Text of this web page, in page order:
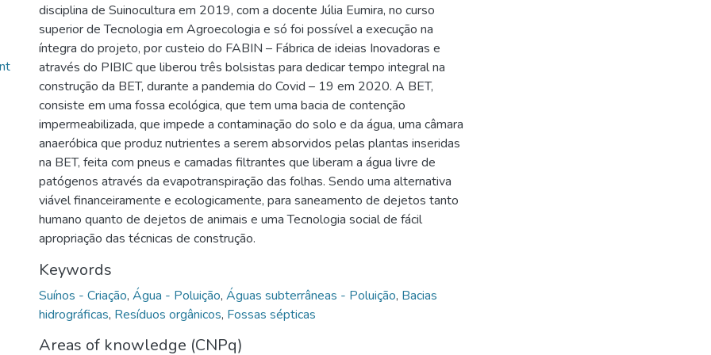
disciplina de Suinocultura em 2019, com a docente Júlia Eumira, no curso
superior de Tecnologia em Agroecologia e só foi possível a execução na
íntegra do projeto, por custeio do FABIN – Fábrica de ideias Inovadoras e
através do PIBIC que liberou três bolsistas para dedicar tempo integral na
construção da BET, durante a pandemia do Covid – 19 em 2020. A BET,
consiste em uma fossa ecológica, que tem uma bacia de contenção
impermeabilizada, que impede a contaminação do solo e da água, uma câmara
anaeróbica que produz nutrientes a serem absorvidos pelas plantas inseridas
na BET, feita com pneus e camadas filtrantes que liberam a água livre de
patógenos através da evapotranspiração das folhas. Sendo uma alternativa
viável financeiramente e ecologicamente, para saneamento de dejetos tanto
humano quanto de dejetos de animais e uma Tecnologia social de fácil
apropriação das técnicas de construção.
Keywords
Suínos - Criação, Água - Poluição, Águas subterrâneas - Poluição, Bacias
hidrográficas, Resíduos orgânicos, Fossas sépticas
Areas of knowledge (CNPq)